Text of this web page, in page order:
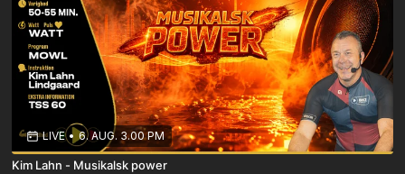
LIVE • 6. AUG. 3.00 PM
Kim Lahn - Musikalsk power